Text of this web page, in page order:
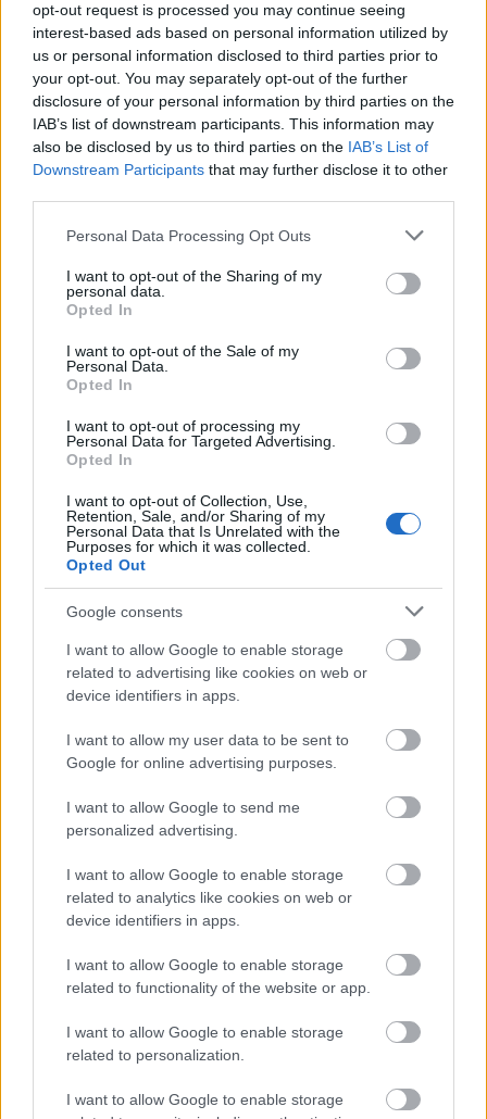
opt-out request is processed you may continue seeing
interest-based ads based on personal information utilized by
us or personal information disclosed to third parties prior to
your opt-out. You may separately opt-out of the further
disclosure of your personal information by third parties on the
IAB’s list of downstream participants. This information may
also be disclosed by us to third parties on the IAB’s List of
Downstream Participants that may further disclose it to other
Please note that this website/app uses one or more Google
not limited to your visit or usage behaviour. You may click to
grant or deny consent to Google and its third-party tags to
use your data for below specified purposes in below Google
consent section.
Personal Data Processing Opt Outs
I want to opt-out of the Sharing of my
personal data.
Opted In
I want to opt-out of the Sale of my
Personal Data.
Opted In
I want to opt-out of processing my
Personal Data for Targeted Advertising.
Opted In
I want to opt-out of Collection, Use,
Retention, Sale, and/or Sharing of my
Personal Data that Is Unrelated with the
Purposes for which it was collected.
Opted Out
Google consents
I want to allow Google to enable storage
related to advertising like cookies on web or
device identifiers in apps.
I want to allow my user data to be sent to
Google for online advertising purposes.
I want to allow Google to send me
personalized advertising.
I want to allow Google to enable storage
related to analytics like cookies on web or
device identifiers in apps.
I want to allow Google to enable storage
related to functionality of the website or app.
I want to allow Google to enable storage
related to personalization.
I want to allow Google to enable storage
επιβεβαιώνει τη ζήτηση για ευέλικτες λύσεις
φύλαξης παιδιών πολύ μικρής ηλικίας.
Τη μετάβαση στη γενικευμένη εφαρμογή
επιβεβαίωσε ηΈλενα Ράπτη, σε δηλώσεις της στο
ΕΡΤnews,διευκρινίζοντας ότι το μέτρο θα είναι
διαθέσιμο σε οικογένειες σε όλη τη χώρα μέσα στις
επόμενες εβδομάδες.
Τι καλύπτει η επιδότηση
Το πρόγραμμα προβλέπει επιδοτούμενη φύλαξη
στο σπίτι,με τη μορφή voucher που μπορεί να
ανέλθει έως 500 ευρώ τον μήνα.
Το ποσό αφορά
την κάλυψη του κόστους απασχόλησης επιμελητή ή
τρόπο.
Η συγκεκριμένη μορφή φροντίδας απευθύνεται
κυρίως σε οικογένειες που δεν έχουν πρόσβαση σε
δομές βρεφικής φροντίδας ή χρειάζονται ευέλικτο
ωράριο, λόγω εργασιακών υποχρεώσεων.
Και 750 ευρώ εφάπαξ επίδομα μέσω
ΔΥΠΑ για εργαζόμενους του ιδιωτικού
τομέα μέσα στον Φεβρουάριο
Παράλληλα αναμένεται να ανακοινωθεί μεγάλο
πρόγραμμα voucher κατάρτισης όπου θα γίνει ολο
εξ αποστάσεως και θα δίνει έως 750 ευρώ τους
επίδομα - voucher ενημερώνει τηλεφωνικά
και Πανελλαδικά το ΕΚΕΚ ΑΤΗΕΝΑ
πάνω από 100.000 ιδιωτικούς υπαλλήλους